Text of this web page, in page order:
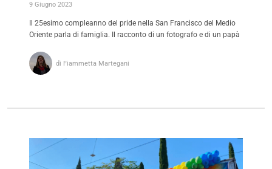
9 Giugno 2023
Il 25esimo compleanno del pride nella San Francisco del Medio
Oriente parla di famiglia. Il racconto di un fotografo e di un papà
di Fiammetta Martegani